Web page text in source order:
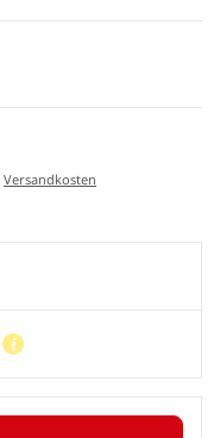
Versandkosten